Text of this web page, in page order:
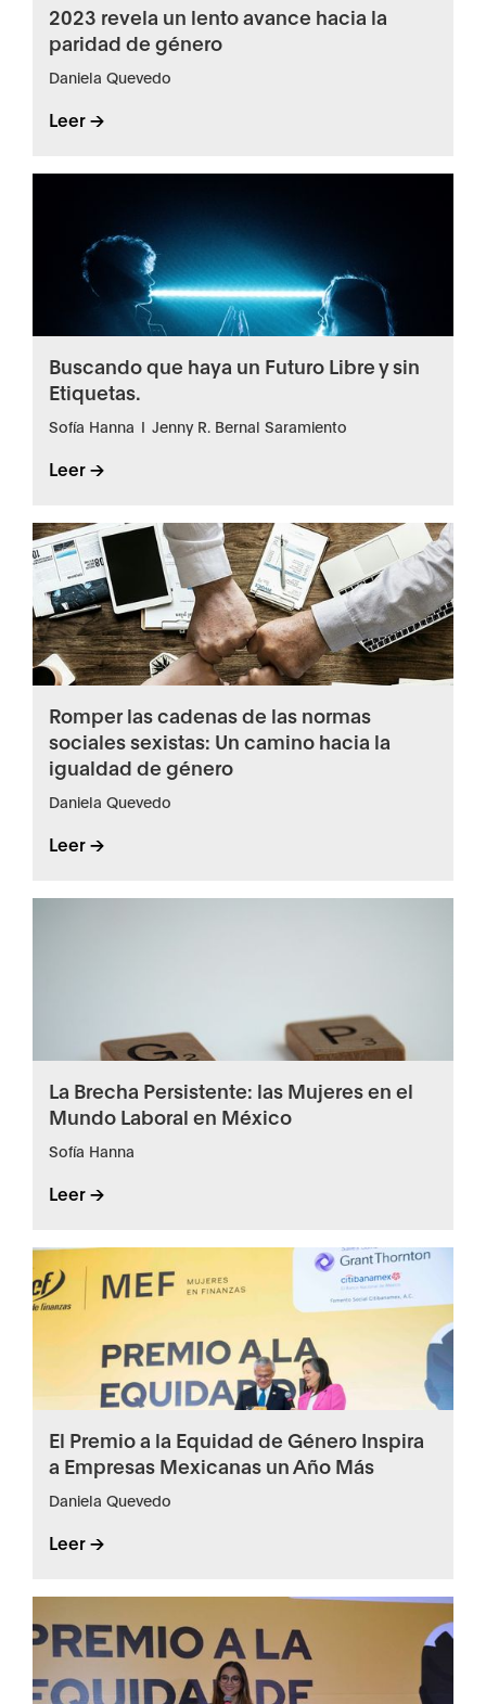
2023 revela un lento avance hacia la
paridad de género
Daniela Quevedo
Leer ->
Buscando que haya un Futuro Libre y sin
Etiquetas.
Sofía Hanna I Jenny R. Bernal Saramiento
Leer ->
Romper las cadenas de las normas
sociales sexistas: Un camino hacia la
igualdad de género
Daniela Quevedo
Leer ->
La Brecha Persistente: las Mujeres en el
Mundo Laboral en México
Sofía Hanna
Leer ->
El Premio a la Equidad de Género Inspira
a Empresas Mexicanas un Año Más
Daniela Quevedo
Leer ->